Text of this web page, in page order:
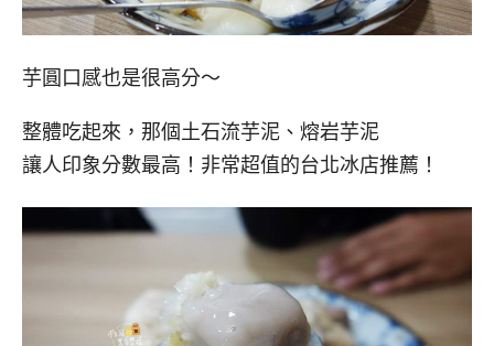
芋圓口感也是很高分～
整體吃起來，那個土石流芋泥、熔岩芋泥
讓人印象分數最高！非常超值的台北冰店推薦！